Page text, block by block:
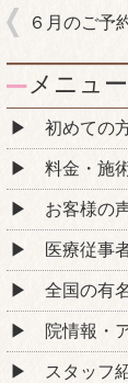
６月のご予
メニュー
初めての
料金・施
お客様の
医療従事
全国の有
院情報・
スタッフ